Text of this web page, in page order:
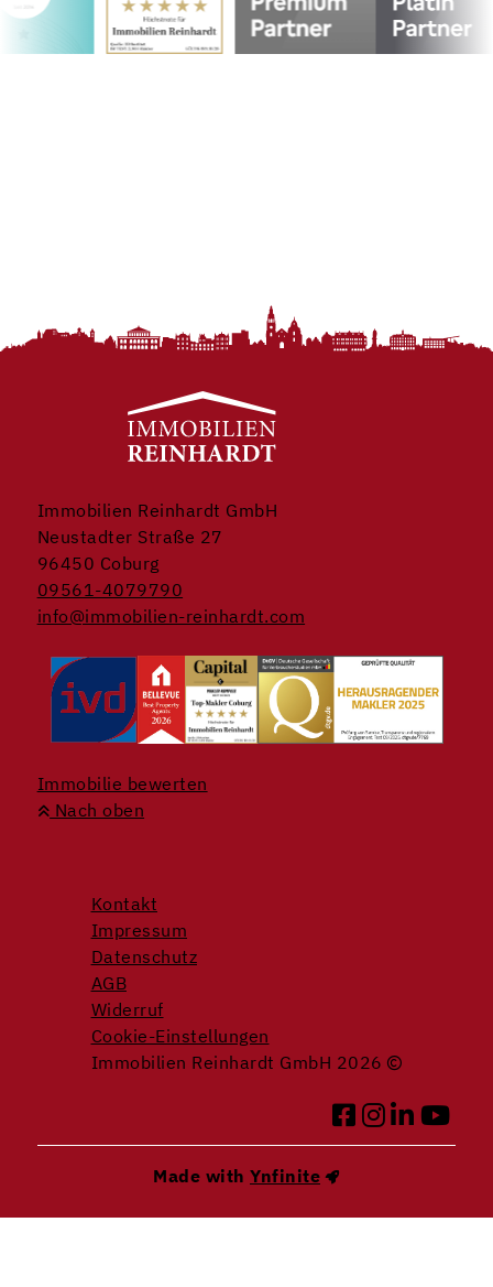
Immobilien Reinhardt GmbH
Neustadter Straße 27
96450 Coburg
09561-4079790
info@immobilien-reinhardt.com
Nach oben
Immobilie bewerten
Kontakt
Impressum
Datenschutz
AGB
Widerruf
Cookie-Einstellungen
Immobilien Reinhardt GmbH 2026
Made with Ynfinite